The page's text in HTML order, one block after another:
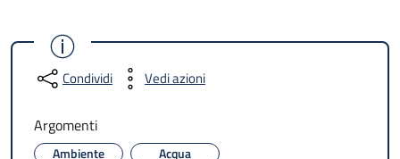
Condividi Vedi azioni
Argomenti
Ambiente Acqua